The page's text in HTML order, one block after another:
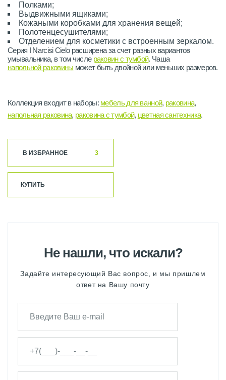
Полками;
Выдвижными ящиками;
Кожаными коробками для хранения вещей;
Полотенцесушителями;
Отделением для косметики с встроенным зеркалом.
Серия I Narcisi Cielo расширена за счет разных вариантов
умывальника, в том числе раковин с тумбой. Чаша
напольной раковины может быть двойной или меньших размеров.
Коллекция входит в наборы: мебель для ванной, раковина,
напольная раковина, раковина с тумбой, цветная сантехника.
В ИЗБРАННОЕ 3
КУПИТЬ
Не нашли, что искали?
Задайте интересующий Вас вопрос, и мы пришлем
ответ на Вашу почту